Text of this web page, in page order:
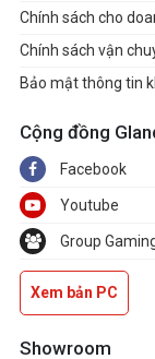
Chính sách cho
Chính sách vận
Bảo mật thông tin
Cộng đồng
Facebook
Youtube
Group
Xem bản PC
Showroom